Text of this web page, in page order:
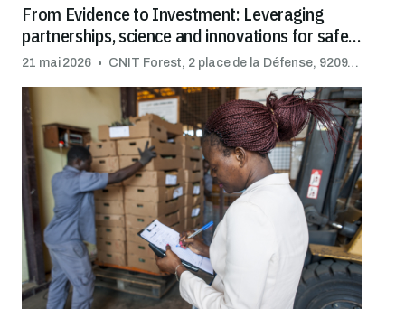
From Evidence to Investment: Leveraging
partnerships, science and innovations for safe
trade
21 mai 2026 CNIT Forest, 2 place de la Défense, 92092 Puteaux